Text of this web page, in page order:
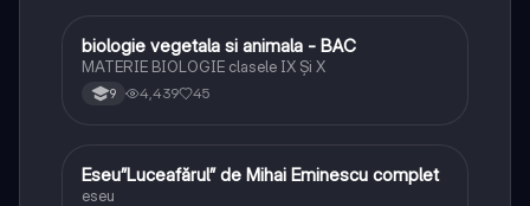
Biologie
biologie vegetala si animala - BAC
MATERIE BIOLOGIE clasele IX Şi X
9 4,439 45
Limba și literatura română
Eseu”Luceafărul” de Mihai Eminescu complet
eseu